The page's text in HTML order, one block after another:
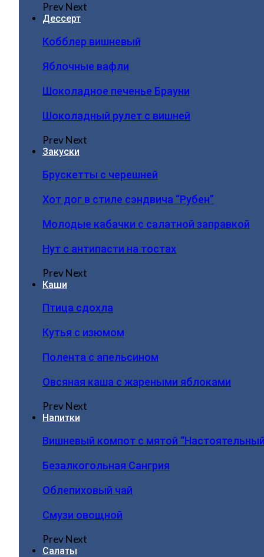
PrevNext
Дессерт
Кобблер вишневый
Яблочные вафли
Шоколадное печенье Брауни
Шоколадный рулет с вишней
PrevNext
Закуски
Брускетты с черешней
Хот дог в стиле сэндвича “Рубен”
Молодые кабачки с салатной заправкой
Нут с антипасти на тостах
PrevNext
Каши
Птица сдохла
Кутья с изюмом
Полента с апельсином
Овсяная каша с жареными яблоками
PrevNext
Напитки
Вишневый компот с мятой
Безалкогольная Сангрия
Облепиховый чай
Смузи овощной
PrevNext
Салаты